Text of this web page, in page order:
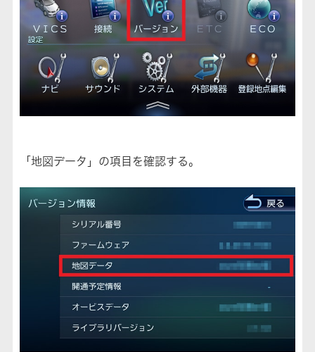
「地図データ」の項目を確認する。